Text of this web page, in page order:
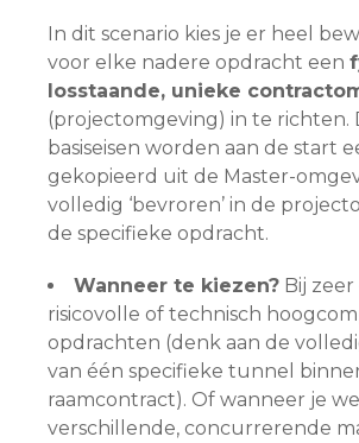
In dit scenario kies je er heel
voor elke nadere opdracht een
losstaande, unieke
(projectomgeving) in te richten.
basiseisen worden aan de start
gekopieerd uit de Master-
volledig ‘bevroren’ in de
de specifieke opdracht.
Wanneer te kiezen? Bij
risicovolle of technisch
opdrachten (denk aan de
van één specifieke tunnel
raamcontract). Of wanneer je
verschillende, concurrerende